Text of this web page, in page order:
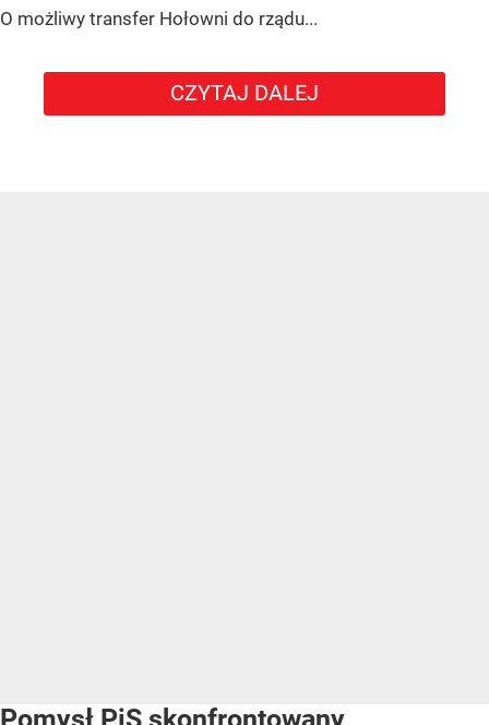
O możliwy transfer Hołowni do rządu...
CZYTAJ DALEJ